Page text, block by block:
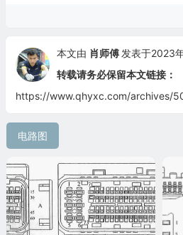
本文由 肖师傅 发表于2023
转载请务必保留本文链接：
https://www.qhyxc.com/archives/
电路图